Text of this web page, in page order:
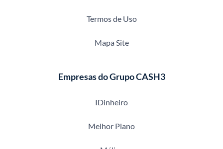
Termos de Uso
Mapa Site
Empresas do Grupo CASH3
IDinheiro
Melhor Plano